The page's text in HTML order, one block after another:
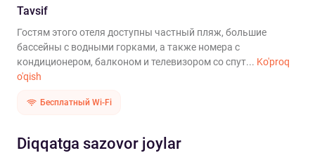
Tavsif
Гостям этого отеля доступны частный пляж, большие
бассейны с водными горками, а также номера с
кондиционером, балконом и телевизором со спут... Ko'proq
o'qish
Бесплатный Wi-Fi
Diqqatga sazovor joylar